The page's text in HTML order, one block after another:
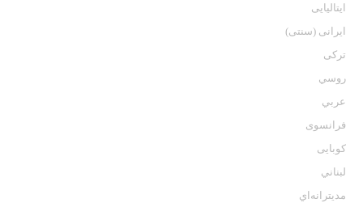
ایتالیایی
ایرانی (سنتی)
ترکی
روسي
عربي
فرانسوی
كوبايى
لبناني
مديترانه‌اي